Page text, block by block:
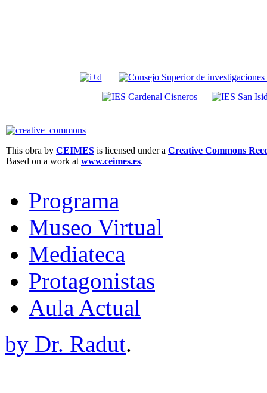
This obra by CEIMES is licensed under a Creative Commons
Based on a work at www.ceimes.es.
Programa
Museo Virtual
Mediateca
Protagonistas
Aula Actual
by Dr. Radut.